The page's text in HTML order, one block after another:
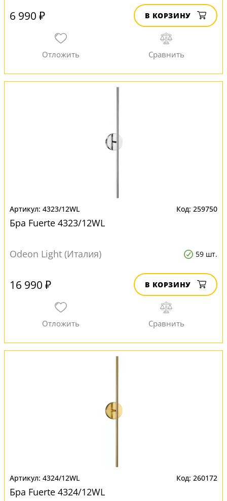
6 990 ₽ В КОРЗИНУ
4323/12WL 259750
Бра Fuerte 4323/12WL
Odeon Light (Италия) 59 шт.
16 990 ₽ В КОРЗИНУ
4324/12WL 260172
Бра Fuerte 4324/12WL